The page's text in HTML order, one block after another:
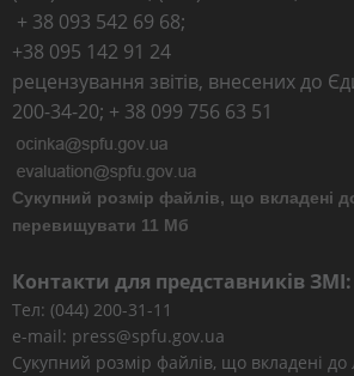
+ 38 093 542 69 68;
+38 095 142 91 24
рецензування звітів, внесених до
200-34-20; + 38 099 756 63 51
Сукупний розмір файлів, що вкладені
перевищувати 11 Мб
Контакти для представників
Тел: (044) 200-31-11
e-mail: press@spfu.gov.ua
Сукупний розмір файлів, що вкладені до